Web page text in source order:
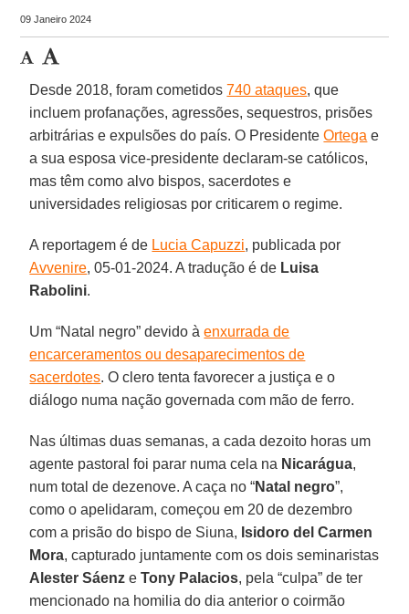
09 Janeiro 2024
Desde 2018, foram cometidos740 ataques, que
incluem profanações, agressões, sequestros, prisões
arbitrárias e expulsões do país. O PresidenteOrtega e
a sua esposa vice-presidente declaram-se católicos,
mas têm como alvo bispos, sacerdotes e
universidades religiosas por criticarem o regime.
A reportagem é de Lucia Capuzzi, publicada por
Avvenire, 05-01-2024. A tradução é de Luisa
Rabolini.
Um “Natal negro” devido àenxurrada de
encarceramentos ou desaparecimentos de
sacerdotes. O clero tenta favorecer a justiça e o
diálogo numa nação governada com mão de ferro.
Nas últimas duas semanas, a cada dezoito horas um
agente pastoral foi parar numa cela na Nicarágua,
num total de dezenove. A caça no “Natal negro”,
como o apelidaram, começou em 20 de dezembro
com a prisão do bispo de Siuna, Isidoro del Carmen
Mora, capturado juntamente com os dois seminaristas
Alester Sáenz eTony Palacios, pela “culpa” de ter
mencionado na homilia do dia anterior o coirmão